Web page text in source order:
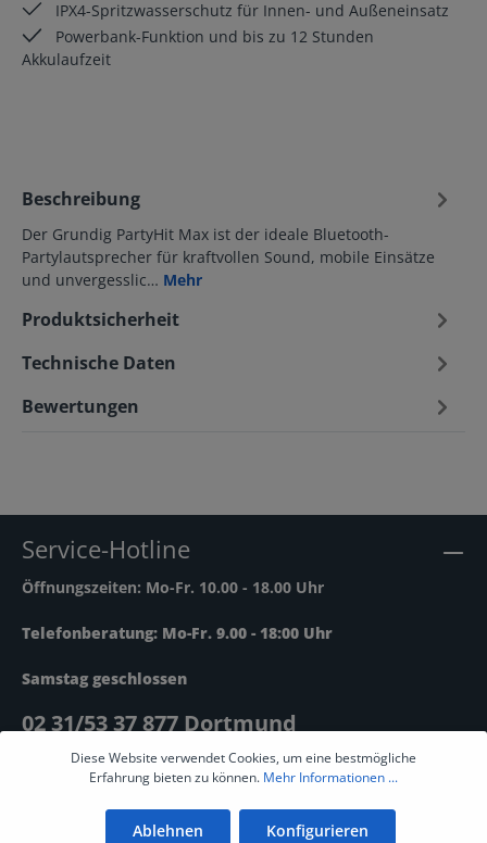
IPX4-Spritzwasserschutz für Innen- und Außeneinsatz
Powerbank-Funktion und bis zu 12 Stunden
Akkulaufzeit
Beschreibung
Der Grundig PartyHit Max ist der ideale Bluetooth-
Partylautsprecher für kraftvollen Sound, mobile Einsätze
und unvergesslic… Mehr
Produktsicherheit
Technische Daten
Bewertungen
Service-Hotline
Öffnungszeiten: Mo-Fr. 10.00 - 18.00 Uhr
Telefonberatung: Mo-Fr. 9.00 - 18:00 Uhr
Samstag geschlossen
02 31/53 37 877 Dortmund
Ausserhalb der Öffnungszeiten gerne über unser
.
Diese Website verwendet Cookies, um eine bestmögliche
Erfahrung bieten zu können. Mehr Informationen ...
Ablehnen Konfigurieren